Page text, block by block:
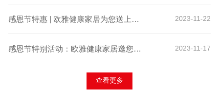
感恩节特惠 | 欧雅健康家居为您送上诚挚的感谢与独家折扣！ 2023-11-22
感恩节特别活动：欧雅健康家居邀您体验科技舒适，赢取专属好礼！ 2023-11-17
查看更多